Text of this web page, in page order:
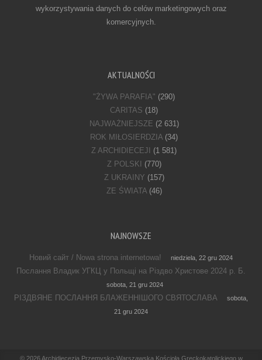
wykorzystywania danych do celów marketingowych oraz
komercyjnych.
AKTUALNOŚCI
"ŻYWA PARAFIA" (290)
CARITAS (18)
NAJWAŻNIEJSZE (2 631)
ROK MIŁOSIERDZIA (34)
Z ARCHIDIECEJI (1 581)
Z POLSKI (770)
Z UKRAINY (157)
ZE ŚWIATA(46)
NAJNOWSZE
Новий сайт / Nowa strona internetowa! niedziela, 22 gru 2024
Послання Владик УГКЦ у Польщі на Різдво Христове 2024 р. Б.
sobota, 21 gru 2024
РІЗДВЯНЕ ПОСЛАННЯ БЛАЖЕННІШОГО СВЯТОСЛАВА
sobota,
21 gru 2024
© 2026Archidiecezja Przemysko-Warszawska Kościoła Greckokatolickiego w